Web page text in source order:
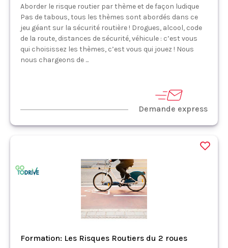
Aborder le risque routier par thème et de façon ludique
Pas de tabous, tous les thèmes sont abordés dans ce
jeu géant sur la sécurité routière ! Drogues, alcool, code
de la route, distances de sécurité, véhicule : c’est vous
qui choisissez les thèmes, c’est vous qui jouez ! Nous
nous chargeons de ...
Demande express
Formation: Les Risques Routiers du 2 roues